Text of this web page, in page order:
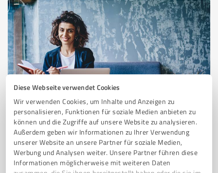
Diese Webseite verwendet Cookies
Wir verwenden Cookies, um Inhalte und Anzeigen zu
personalisieren, Funktionen für soziale Medien anbieten zu
können und die Zugriffe auf unsere Website zu analysieren.
Außerdem geben wir Informationen zu Ihrer Verwendung
unserer Website an unsere Partner für soziale Medien,
Werbung und Analysen weiter. Unsere Partner führen diese
Informationen möglicherweise mit weiteren Daten
Sie möchten auch hier gelistet werden?
Registrieren Sie sich jetzt und werden Sie ein von
Kunden empfohlener ProvenExpert!